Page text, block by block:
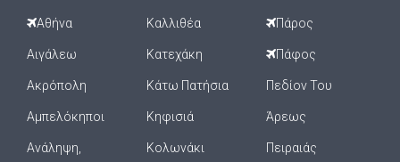
Αθήνα
Αιγάλεω
Ακρόπολη
Αμπελόκηποι
Ανάληψη,
Καλλιθέα
Κατεχάκη
Κάτω Πατήσια
Κηφισιά
Κολωνάκι
Πάρος
Πάφος
Πεδίον Του
Άρεως
Πειραιάς